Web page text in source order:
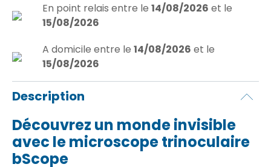
En point relais entre le 14/08/2026 et le
15/08/2026
A domicile entre le 14/08/2026 et le
15/08/2026
Description
Découvrez un monde invisible
avec le microscope trinoculaire
bScope